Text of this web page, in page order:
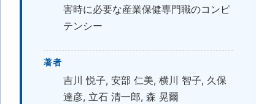
害時に必要な産業保健専門職のコンピ
テンシー
著者
吉川 悦子, 安部 仁美, 横川 智子, 久保
達彦, 立石 清一郎, 森 晃爾